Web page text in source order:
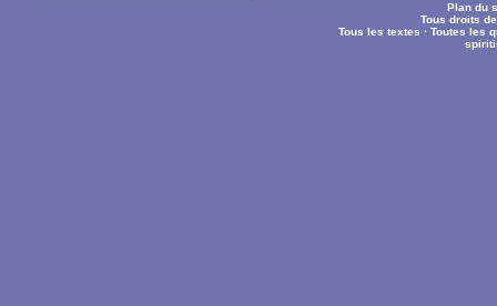
Plan du
Tous droits
Tous les textes ·Toutes les